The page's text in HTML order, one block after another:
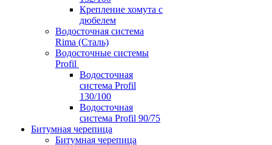
Крепление хомута с
дюбелем
Водосточная система
Rima (Сталь)
Водосточные системы
Profil
Водосточная
система Profil
130/100
Водосточная
система Profil 90/75
Битумная черепица
Битумная черепица